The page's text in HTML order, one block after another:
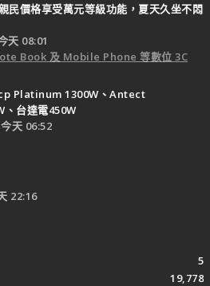
民價格享受萬元等級功能，夏天久坐不悶
天 08:01
Book 及 Mobile Phone 等數位 3C
Platinum 1300W、Antect
台達電450W
今天 06:52
22:16
5
19,778